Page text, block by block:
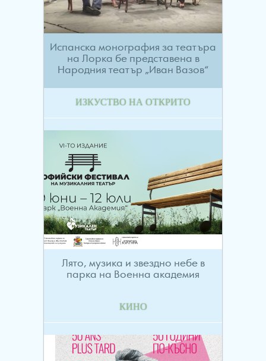
Испанска монография за театъра
на Лорка бе представена в
Народния театър „Иван Вазов“
ИЗКУСТВО НА ОТКРИТО
Лято, музика и звездно небе в
парка на Военна академия
КИНО